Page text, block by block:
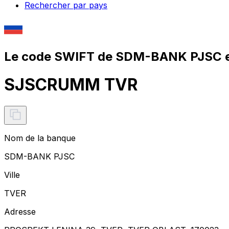
Rechercher par pays
Le code SWIFT de SDM-BANK PJSC
SJSCRUMM TVR
Nom de la banque
SDM-BANK PJSC
Ville
TVER
Adresse